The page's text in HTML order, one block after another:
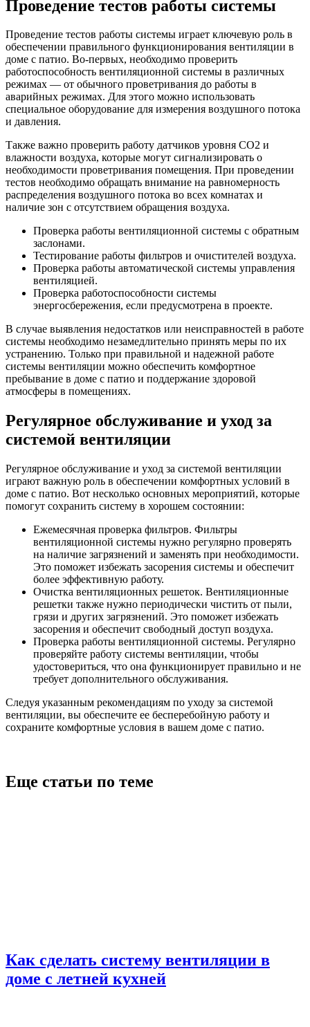
Проведение тестов работы системы
Проведение тестов работы системы играет ключевую роль в
обеспечении правильного функционирования вентиляции в
доме с патио. Во-первых, необходимо проверить
работоспособность вентиляционной системы в различных
режимах — от обычного проветривания до работы в
аварийных режимах. Для этого можно использовать
специальное оборудование для измерения воздушного потока
и давления.
Также важно проверить работу датчиков уровня CO2 и
влажности воздуха, которые могут сигнализировать о
необходимости проветривания помещения. При проведении
тестов необходимо обращать внимание на равномерность
распределения воздушного потока во всех комнатах и
наличие зон с отсутствием обращения воздуха.
Проверка работы вентиляционной системы с обратным
заслонами.
Тестирование работы фильтров и очистителей воздуха.
Проверка работы автоматической системы управления
вентиляцией.
Проверка работоспособности системы
энергосбережения, если предусмотрена в проекте.
В случае выявления недостатков или неисправностей в работе
системы необходимо незамедлительно принять меры по их
устранению. Только при правильной и надежной работе
системы вентиляции можно обеспечить комфортное
пребывание в доме с патио и поддержание здоровой
атмосферы в помещениях.
Регулярное обслуживание и уход за
системой вентиляции
Регулярное обслуживание и уход за системой вентиляции
играют важную роль в обеспечении комфортных условий в
доме с патио. Вот несколько основных мероприятий, которые
помогут сохранить систему в хорошем состоянии:
Ежемесячная проверка фильтров. Фильтры
вентиляционной системы нужно регулярно проверять
на наличие загрязнений и заменять при необходимости.
Это поможет избежать засорения системы и обеспечит
более эффективную работу.
Очистка вентиляционных решеток. Вентиляционные
решетки также нужно периодически чистить от пыли,
грязи и других загрязнений. Это поможет избежать
засорения и обеспечит свободный доступ воздуха.
Проверка работы вентиляционной системы. Регулярно
проверяйте работу системы вентиляции, чтобы
удостовериться, что она функционирует правильно и не
требует дополнительного обслуживания.
Следуя указанным рекомендациям по уходу за системой
вентиляции, вы обеспечите ее бесперебойную работу и
сохраните комфортные условия в вашем доме с патио.
Еще статьи по теме
Как сделать систему вентиляции в
доме с летней кухней